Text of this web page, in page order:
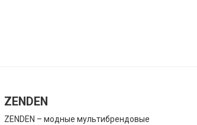
ZENDEN
ZENDEN – модные мультибрендовые